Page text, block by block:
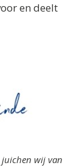
en deelt
wij van